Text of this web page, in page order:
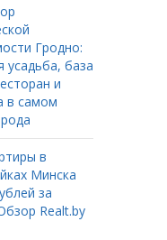
Гродно:
усадьба, база
и
в самом
в
Минска
за
Realt.by